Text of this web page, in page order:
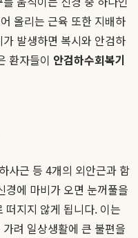
올리는 근육 또한 지배하
발생하면 복시와 안검하
환자들이 안검하수회복기
사근 등 4개의 외안근과 함
경에 마비가 오면 눈꺼풀을
떠지지 않게 됩니다. 이는
려 일상생활에 큰 불편을